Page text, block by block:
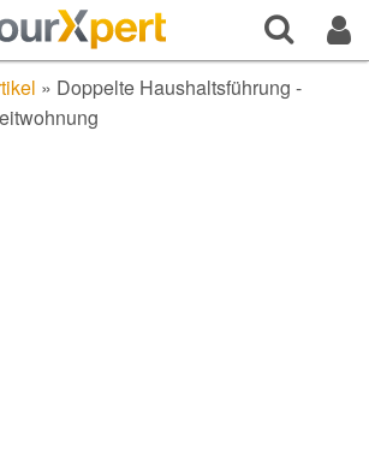
» Doppelte Haushaltsführung -